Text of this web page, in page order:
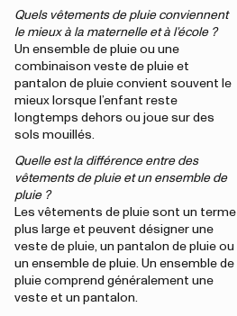
Quels vêtements de pluie conviennent
le mieux à la maternelle et à l’école ?
Un ensemble de pluie ou une
combinaison veste de pluie et
pantalon de pluie convient souvent le
mieux lorsque l’enfant reste
longtemps dehors ou joue sur des
sols mouillés.
Quelle est la différence entre des
vêtements de pluie et un ensemble de
pluie ?
Les vêtements de pluie sont un terme
plus large et peuvent désigner une
veste de pluie, un pantalon de pluie ou
un ensemble de pluie. Un ensemble de
pluie comprend généralement une
veste et un pantalon.